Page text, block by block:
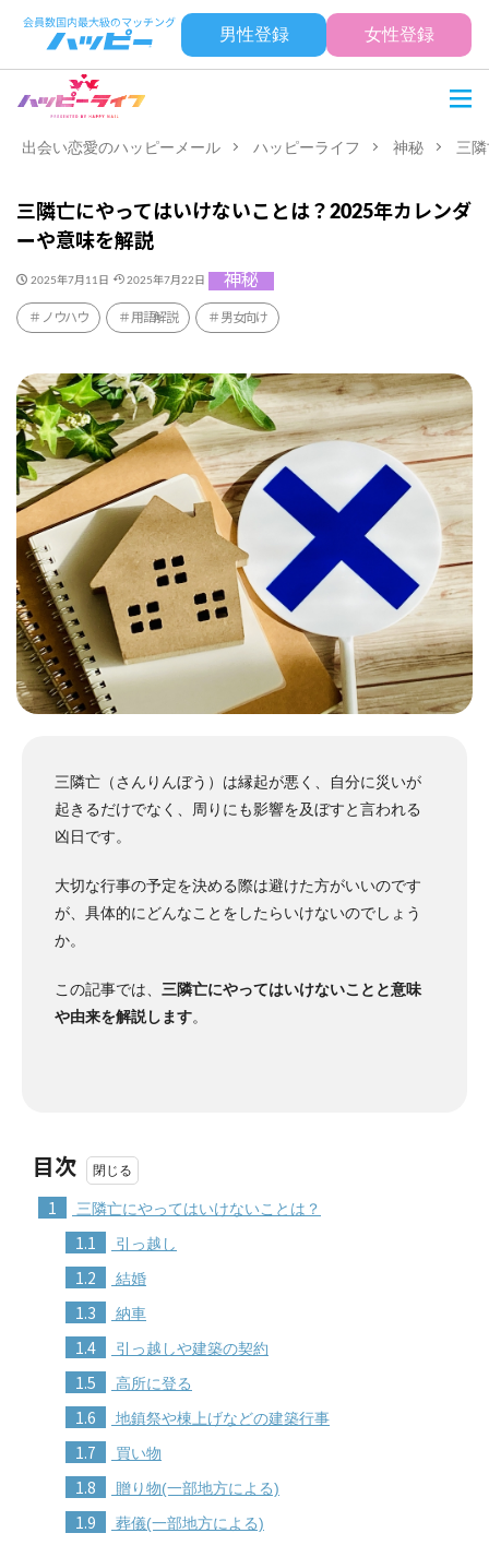
男性登録 女性登録
出会い恋愛のハッピーメール ハッピーライフ 神秘 三
三隣亡にやってはいけないことは？2025年カレンダ
ーや意味を解説
2025年7月11日 2025年7月22日 神秘
ノウハウ 用語解説 男女向け
三隣亡（さんりんぼう）は縁起が悪く、自分に災いが
起きるだけでなく、周りにも影響を及ぼすと言われる
凶日です。
大切な行事の予定を決める際は避けた方がいいのです
が、具体的にどんなことをしたらいけないのでしょう
か。
この記事では、 三隣亡にやってはいけないことと意味
や由来を解説します。
目次
1 三隣亡にやってはいけないことは？
1.1 引っ越し
1.2 結婚
1.3 納車
1.4 引っ越しや建築の契約
1.5 高所に登る
1.6 地鎮祭や棟上げなどの建築行事
1.7 買い物
1.8 贈り物(一部地方による)
1.9 葬儀(一部地方による)